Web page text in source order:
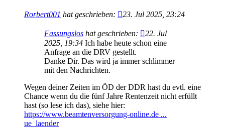
Rorbert001 hat geschrieben: 23. Jul 2025, 23:24
Fassungslos hat geschrieben:
22. Jul
2025, 19:34 Ich habe heute schon eine
Anfrage an die DRV gestellt.
Danke Dir. Das wird ja immer schlimmer
mit den Nachrichten.
Wegen deiner Zeiten im ÖD der DDR hast du evtl. eine
Chance wenn du die fünf Jahre Rentenzeit nicht erfüllt
hast (so lese ich das), siehe hier:
https://www.beamtenversorgung-online.de ...
ue_laender